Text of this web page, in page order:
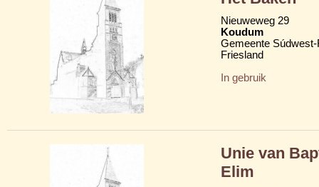
Nieuweweg 29
Koudum
Gemeente
Friesland
In gebruik
Unie van
Elim